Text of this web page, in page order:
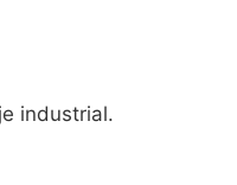
industrial.